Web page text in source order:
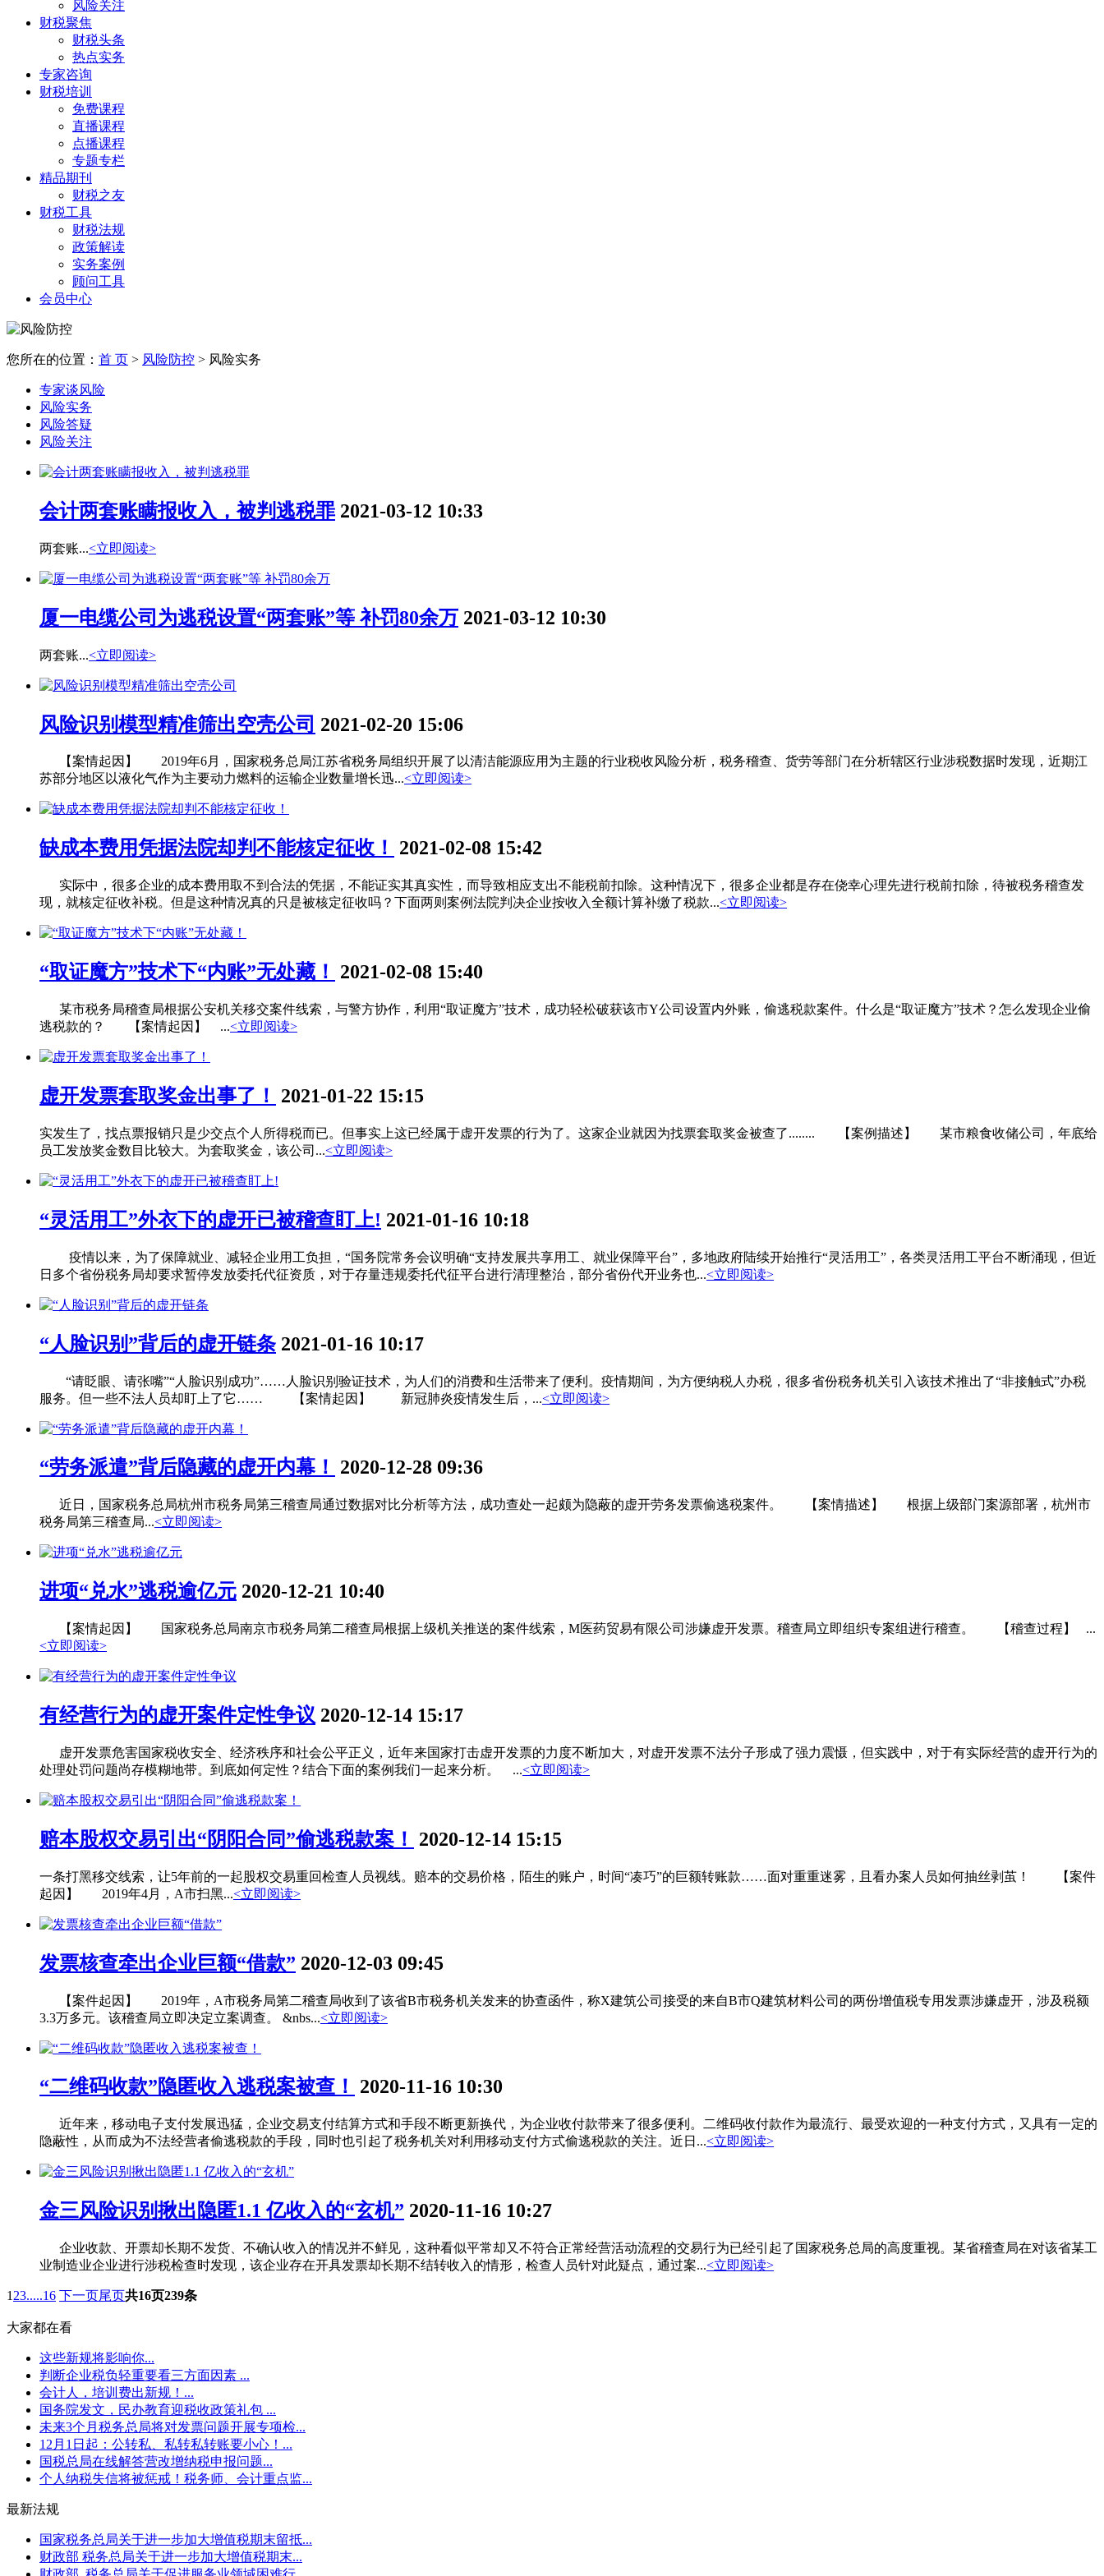
风险关注
财税聚焦
财税头条
热点实务
专家咨询
财税培训
免费课程
直播课程
点播课程
专题专栏
精品期刊
财税之友
财税工具
财税法规
政策解读
实务案例
顾问工具
会员中心
您所在的位置： 首 页 > 风险防控 > 风险实务
专家谈风险
风险实务
风险答疑
风险关注
会计两套账瞒报收入，被判逃税罪 2021-03-12 10:33
两套账...<立即阅读>
厦一电缆公司为逃税设置“两套账”等 补罚80余万 2021-03-12 10:30
两套账...<立即阅读>
风险识别模型精准筛出空壳公司 2021-02-20 15:06
【案情起因】 2019年6月，国家税务总局江苏省税务局组织开展了以清洁能源应用为主题的行业税收风险分析，税务稽查、货劳等部门在分析辖区行业涉税数据时发现，近期江
苏部分地区以液化气作为主要动力燃料的运输企业数量增长迅...<立即阅读>
缺成本费用凭据法院却判不能核定征收！ 2021-02-08 15:42
实际中，很多企业的成本费用取不到合法的凭据，不能证实其真实性，而导致相应支出不能税前扣除。这种情况下，很多企业都是存在侥幸心理先进行税前扣除，待被税务稽查发
现，就核定征收补税。但是这种情况真的只是被核定征收吗？下面两则案例法院判决企业按收入全额计算补缴了税款...<立即阅读>
“取证魔方”技术下“内账”无处藏！ 2021-02-08 15:40
某市税务局稽查局根据公安机关移交案件线索，与警方协作，利用“取证魔方”技术，成功轻松破获该市Y公司设置内外账，偷逃税款案件。什么是“取证魔方”技术？怎么发现企业偷
逃税款的？ 【案情起因】 ...<立即阅读>
虚开发票套取奖金出事了！ 2021-01-22 15:15
实发生了，找点票报销只是少交点个人所得税而已。但事实上这已经属于虚开发票的行为了。这家企业就因为找票套取奖金被查了........ 【案例描述】 某市粮食收储公司，年底给
员工发放奖金数目比较大。为套取奖金，该公司...<立即阅读>
“灵活用工”外衣下的虚开已被稽查盯上! 2021-01-16 10:18
疫情以来，为了保障就业、减轻企业用工负担，“国务院常务会议明确“支持发展共享用工、就业保障平台”，多地政府陆续开始推行“灵活用工”，各类灵活用工平台不断涌现，但近
日多个省份税务局却要求暂停发放委托代征资质，对于存量违规委托代征平台进行清理整治，部分省份代开业务也...<立即阅读>
“人脸识别”背后的虚开链条 2021-01-16 10:17
“请眨眼、请张嘴”“人脸识别成功”……人脸识别验证技术，为人们的消费和生活带来了便利。疫情期间，为方便纳税人办税，很多省份税务机关引入该技术推出了“非接触式”办税
服务。但一些不法人员却盯上了它…… 【案情起因】 新冠肺炎疫情发生后，...<立即阅读>
“劳务派遣”背后隐藏的虚开内幕！ 2020-12-28 09:36
近日，国家税务总局杭州市税务局第三稽查局通过数据对比分析等方法，成功查处一起颇为隐蔽的虚开劳务发票偷逃税案件。 【案情描述】 根据上级部门案源部署，杭州市
税务局第三稽查局...<立即阅读>
进项“兑水”逃税逾亿元 2020-12-21 10:40
【案情起因】 国家税务总局南京市税务局第二稽查局根据上级机关推送的案件线索，M医药贸易有限公司涉嫌虚开发票。稽查局立即组织专案组进行稽查。 【稽查过程】 ...
<立即阅读>
有经营行为的虚开案件定性争议 2020-12-14 15:17
虚开发票危害国家税收安全、经济秩序和社会公平正义，近年来国家打击虚开发票的力度不断加大，对虚开发票不法分子形成了强力震慑，但实践中，对于有实际经营的虚开行为的
处理处罚问题尚存模糊地带。到底如何定性？结合下面的案例我们一起来分析。 ...<立即阅读>
赔本股权交易引出“阴阳合同”偷逃税款案！ 2020-12-14 15:15
一条打黑移交线索，让5年前的一起股权交易重回检查人员视线。赔本的交易价格，陌生的账户，时间“凑巧”的巨额转账款……面对重重迷雾，且看办案人员如何抽丝剥茧！ 【案件
起因】 2019年4月，A市扫黑...<立即阅读>
发票核查牵出企业巨额“借款” 2020-12-03 09:45
【案件起因】 2019年，A市税务局第二稽查局收到了该省B市税务机关发来的协查函件，称X建筑公司接受的来自B市Q建筑材料公司的两份增值税专用发票涉嫌虚开，涉及税额
3.3万多元。该稽查局立即决定立案调查。 &nbs...<立即阅读>
“二维码收款”隐匿收入逃税案被查！ 2020-11-16 10:30
近年来，移动电子支付发展迅猛，企业交易支付结算方式和手段不断更新换代，为企业收付款带来了很多便利。二维码收付款作为最流行、最受欢迎的一种支付方式，又具有一定的
隐蔽性，从而成为不法经营者偷逃税款的手段，同时也引起了税务机关对利用移动支付方式偷逃税款的关注。近日...<立即阅读>
金三风险识别揪出隐匿1.1 亿收入的“玄机” 2020-11-16 10:27
企业收款、开票却长期不发货、不确认收入的情况并不鲜见，这种看似平常却又不符合正常经营活动流程的交易行为已经引起了国家税务总局的高度重视。某省稽查局在对该省某工
业制造业企业进行涉税检查时发现，该企业存在开具发票却长期不结转收入的情形，检查人员针对此疑点，通过案...<立即阅读>
1 23.....16 下一页尾页共16页239条
大家都在看
这些新规将影响你...
判断企业税负轻重要看三方面因素 ...
会计人，培训费出新规！...
国务院发文，民办教育迎税收政策礼包 ...
未来3个月税务总局将对发票问题开展专项检...
12月1日起：公转私、私转私转账要小心！...
国税总局在线解答营改增纳税申报问题...
个人纳税失信将被惩戒！税务师、会计重点监...
最新法规
国家税务总局关于进一步加大增值税期末留抵...
财政部 税务总局关于进一步加大增值税期末...